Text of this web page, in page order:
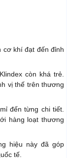
cơ khí đạt đến đỉnh
còn khá trẻ.
vị thế trên thương
đến từng chi tiết.
hàng loạt thương
hiệu này đã góp
tế.